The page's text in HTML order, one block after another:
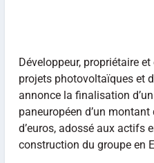
Développeur, propriétaire
projets photovoltaïques et
annonce la finalisation
paneuropéen d’un montant
d’euros, adossé aux actifs
construction du groupe en